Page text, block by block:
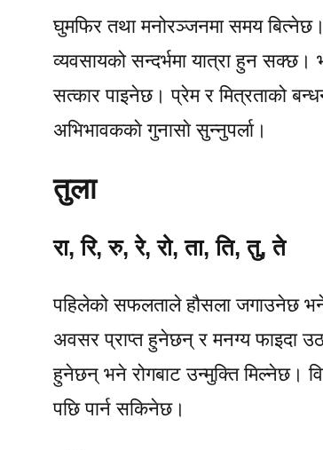
घुमफिर तथा मनोरञ्जनमा समय
व्यवसायको सन्दर्भमा यात्रा हुन
सत्कार पाइनेछ। प्रेम र मित्रताको
अभिभावककाे गुनासाे सुन्नुपर्ला।
तुला
रा, रि, रु, रे, रो, ता, ति, तु, ते
पहिलेको सफलताले हौसला जगाउनेछ भने
अवसर प्राप्त हुनेछन् र मनग्य फाइदा
हुनेछन् भने रोगबाट उन्मुक्ति मिल्नेछ।
पछि पार्न सकिनेछ।